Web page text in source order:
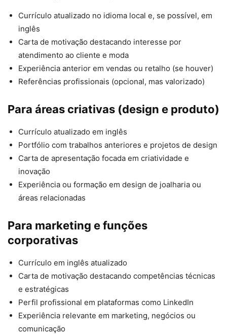
Currículo atualizado no idioma local e, se possível, em
inglês
Carta de motivação destacando interesse por
atendimento ao cliente e moda
Experiência anterior em vendas ou retalho (se houver)
Referências profissionais (opcional, mas valorizado)
Para áreas criativas (design e produto)
Currículo atualizado em inglês
Portfólio com trabalhos anteriores e projetos de design
Carta de apresentação focada em criatividade e
inovação
Experiência ou formação em design de joalharia ou
áreas relacionadas
Para marketing e funções
corporativas
Currículo em inglês atualizado
Carta de motivação destacando competências técnicas
e estratégicas
Perfil profissional em plataformas como LinkedIn
Experiência relevante em marketing, negócios ou
comunicação